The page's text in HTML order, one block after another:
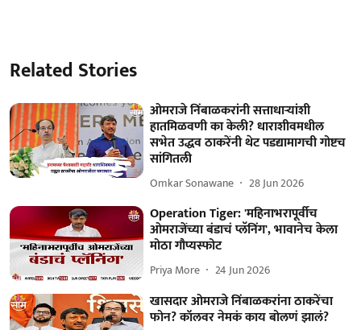
Related Stories
ओमराजे निंबाळकरांनी सत्ताधाऱ्यांशी
हातमिळवणी का केली? धाराशीवमधील
सभेत उद्धव ठाकरेंनी थेट पडद्यामागची गोष्टच
सांगितली
Omkar Sonawane 28 Jun 2026
Operation Tiger: 'महिनाभरापूर्वीच
ओमराजेंच्या बंडाचं प्लॅनिंग', भावानेच केला
मोठा गौप्यस्फोट
Priya More 24 Jun 2026
खासदार ओमराजे निंबाळकरांना ठाकरेंचा
फोन? कॉलवर नेमकं काय बोलणं झालं?